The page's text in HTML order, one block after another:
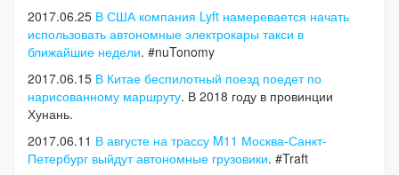
2017.06.25 В США компания Lyft намеревается начать
использовать автономные электрокары такси в
ближайшие недели. #nuTonomy
2017.06.15 В Китае беспилотный поезд поедет по
нарисованному маршруту. В 2018 году в провинции
Хунань.
2017.06.11 В августе на трассу M11 Москва-Санкт-
Петербург выйдут автономные грузовики. #Traft